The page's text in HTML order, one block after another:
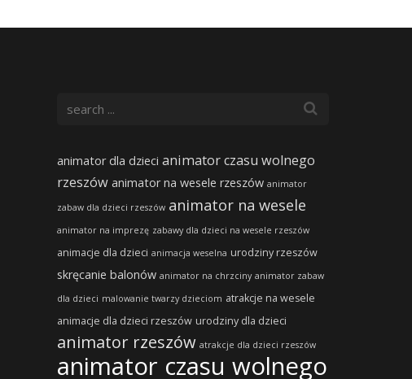
animator dla dzieci animator czasu wolnego
rzeszów animator na wesele rzeszów animator
zabaw dla dzieci rzeszów animator na wesele
animator na imprezę zabawy dla dzieci na wesele rzeszów
animacje dla dzieci animacja weselna urodziny rzeszów
skręcanie balonów animator na chrzciny animator zabaw
dla dzieci malowanie twarzy dzieciom atrakcje na wesele
animacje dla dzieci rzeszów urodziny dla dzieci
animator rzeszów atrakcje dla dzieci rzeszów
animator czasu wolnego